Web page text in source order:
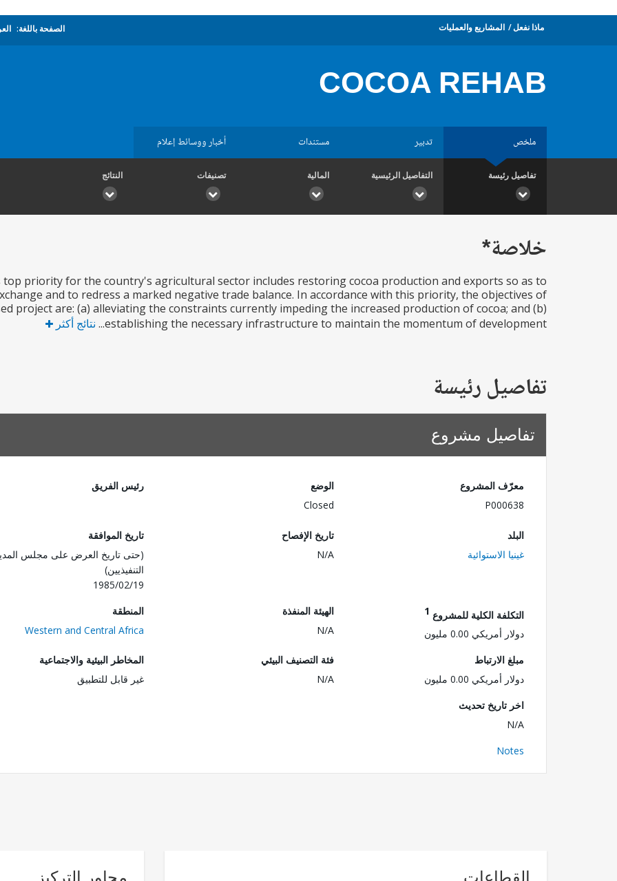
ماذا نفعل المشاريع والعمليات الصفحة باللغة:
COCOA REHAB
ملخص تدبير مستندات أخبار ووسائط إعلام
تفاصيل رئيسة التفاصيل الرئيسية المالية تصنيفات النتائج
خلاصة*
top priority for the country's agricultural sector includes restoring cocoa production and exports so as to
and to redress a marked negative trade balance. In accordance with this priority, the objectives of
project are: (a) alleviating the constraints currently impeding the increased production of cocoa; and (b)
establishing the necessary infrastructure to maintain the momentum of development...
نتائج أكثر
تفاصيل رئيسة
تفاصيل مشروع
معرّف المشروع
P000638
الوضع
Closed
رئيس الفريق
البلد
غينيا الاستوائية
تاريخ الإفصاح
N/A
تاريخ الموافقة
(حتى تاريخ العرض على مجلس
التنفيذيين)
1985/02/19
التكلفة الكلية للمشروع 1
دولار أمريكي 0.00 مليون
الهيئة المنفذة
N/A
المنطقة
Western and Central Africa
مبلغ الارتباط
دولار أمريكي 0.00 مليون
فئة التصنيف البيئي
N/A
المخاطر البيئية والاجتماعية
غير قابل للتطبيق
اخر تاريخ تحديث
N/A
Notes